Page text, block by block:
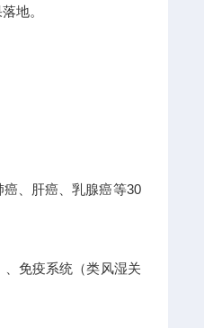
地。
、肝癌、乳腺癌等30
免疫系统（类风湿关